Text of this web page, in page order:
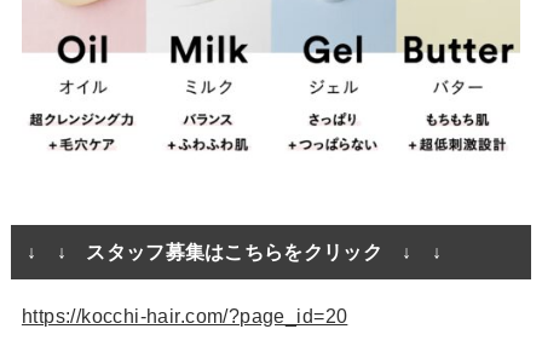
↓ ↓ スタッフ募集はこちらをクリック ↓ ↓
https://kocchi-hair.com/?page_id=20